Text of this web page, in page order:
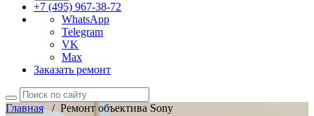
+7 (495) 967-38-72
WhatsApp
Telegram
VK
Max
Заказать ремонт
Главная/ Ремонт объектива Sony